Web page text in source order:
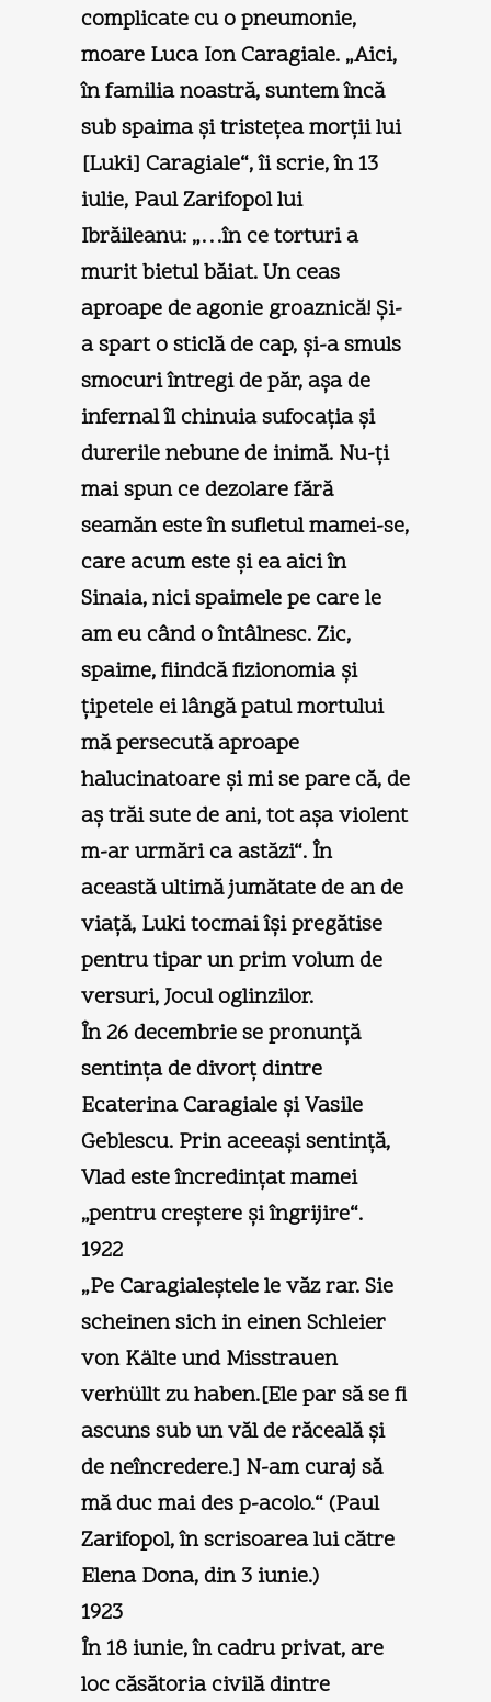
complicate cu o pneumonie,
moare Luca Ion Caragiale. „Aici,
în familia noastră, suntem încă
sub spaima şi tristeţea morţii lui
[Luki] Caragiale“, îi scrie, în 13
iulie, Paul Zarifopol lui
Ibrăileanu: „…în ce torturi a
murit bietul băiat. Un ceas
aproape de agonie groaznică! Şi-
a spart o sticlă de cap, şi-a smuls
smocuri întregi de păr, aşa de
infernal îl chinuia sufocaţia şi
durerile nebune de inimă. Nu-ţi
mai spun ce dezolare fără
seamăn este în sufletul mamei-se,
care acum este şi ea aici în
Sinaia, nici spaimele pe care le
am eu când o întâlnesc. Zic,
spaime, fiindcă fizionomia şi
ţipetele ei lângă patul mortului
mă persecută aproape
halucinatoare şi mi se pare că, de
aş trăi sute de ani, tot aşa violent
m-ar urmări ca astăzi“. În
această ultimă jumătate de an de
viaţă, Luki tocmai îşi pregătise
pentru tipar un prim volum de
versuri, Jocul oglinzilor.
În 26 decembrie se pronunţă
sentinţa de divorţ dintre
Ecaterina Caragiale şi Vasile
Geblescu. Prin aceeaşi sentinţă,
Vlad este încredinţat mamei
„pentru creştere şi îngrijire“.
1922
„Pe Caragialeştele le văz rar. Sie
scheinen sich in einen Schleier
von Kälte und Misstrauen
verhüllt zu haben.[Ele par să se fi
ascuns sub un văl de răceală şi
de neîncredere.] N-am curaj să
mă duc mai des p-acolo.“ (Paul
Zarifopol, în scrisoarea lui către
Elena Dona, din 3 iunie.)
1923
În 18 iunie, în cadru privat, are
loc căsătoria civilă dintre